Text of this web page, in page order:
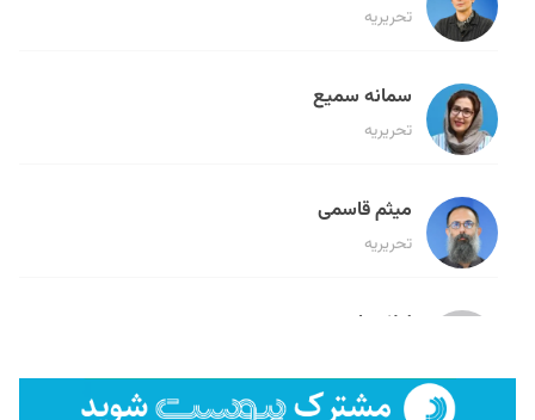
تحریریه
سمانه سمیع
تحریریه
میثم قاسمی
تحریریه
لیلا حنارود